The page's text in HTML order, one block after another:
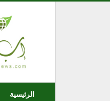
الرئيسية